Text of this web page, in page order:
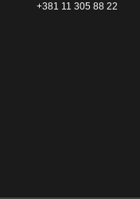
+381 11 305 88 22